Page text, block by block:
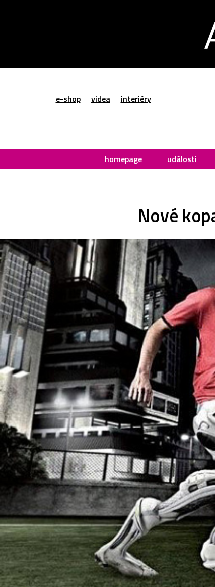
e-shop videa interiéry
homepage události
Nové